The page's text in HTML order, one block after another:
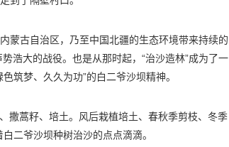
蒙古自治区，乃至中国北疆的生态环境带来持续的
浩大的战役。也是从那时起，“治沙造林”成为了一
筑梦、久久为功”的白二爷沙坝精神。
撒蒿籽、培土。风后栽植培土、春秋季剪枝、冬季
二爷沙坝种树治沙的点点滴滴。